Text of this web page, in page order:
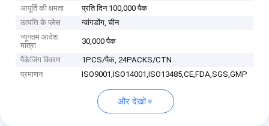
आपूर्ति की क्षमता
प्रति दिन 100,000 पैक
उत्पत्ति के प्लेस
ग्वांगडोंग, चीन
न्यूनतम आदेश
मात्रा
30,000 पैक
पैकेजिंग विवरण
1PCS/पैक, 24PACKS/CTN
प्रमाणन
ISO9001,ISO14001,ISO13485,CE,FDA,SGS,GMP
और देखो